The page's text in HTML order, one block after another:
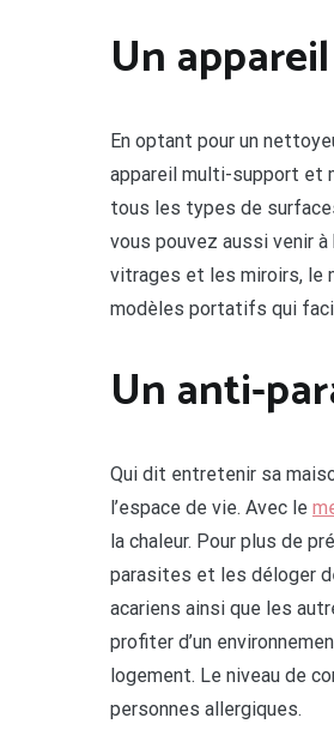
Un
En optant pour un
appareil multi-support et
tous les types de
vous pouvez aussi venir
vitrages et les miroirs, le
modèles portatifs qui
Un anti-
Qui dit entretenir sa
l’espace de vie. Avec le
la chaleur. Pour plus de
parasites et les déloger
acariens ainsi que les
profiter d’un
logement. Le niveau de
personnes allergiques.